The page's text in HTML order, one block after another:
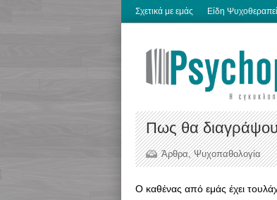
Σχετικά με εμάς Είδη
Πως θα
Άρθρα,Ψυχοπαθολογία
O καθένας από εμάς έχει